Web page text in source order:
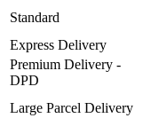
Standard
Express Delivery
Premium Delivery -
DPD
Large Parcel Delivery